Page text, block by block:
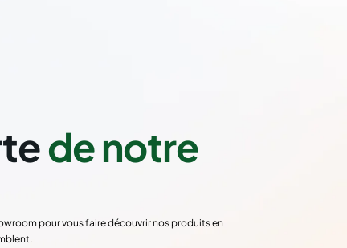
de notre
pour vous faire découvrir nos produits en